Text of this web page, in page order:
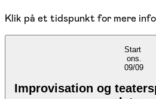
Klik på et tidspunkt for mere
Start
ons.
09/09
Improvisation og